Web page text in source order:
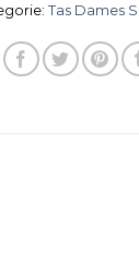
Tas Dames